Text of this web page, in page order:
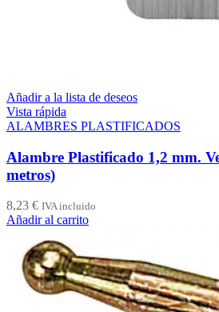
Añadir a la lista de deseos
Vista rápida
ALAMBRES PLASTIFICADOS
Alambre Plastificado 1,2 mm.
metros)
8,23 € IVA incluido
Añadir al carrito